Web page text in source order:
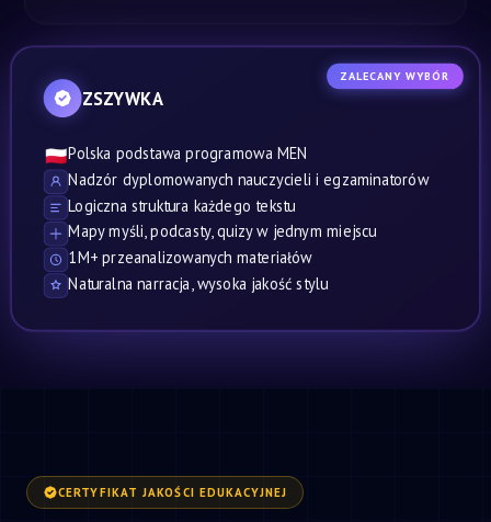
ZALECANY WYBÓR
ZSZYWKA
🇵🇱Polska podstawa programowa MEN
Nadzór dyplomowanych nauczycieli i egzaminatorów
Logiczna struktura każdego tekstu
Mapy myśli, podcasty, quizy w jednym miejscu
1M+ przeanalizowanych materiałów
Naturalna narracja, wysoka jakość stylu
CERTYFIKAT JAKOŚCI EDUKACYJNEJ